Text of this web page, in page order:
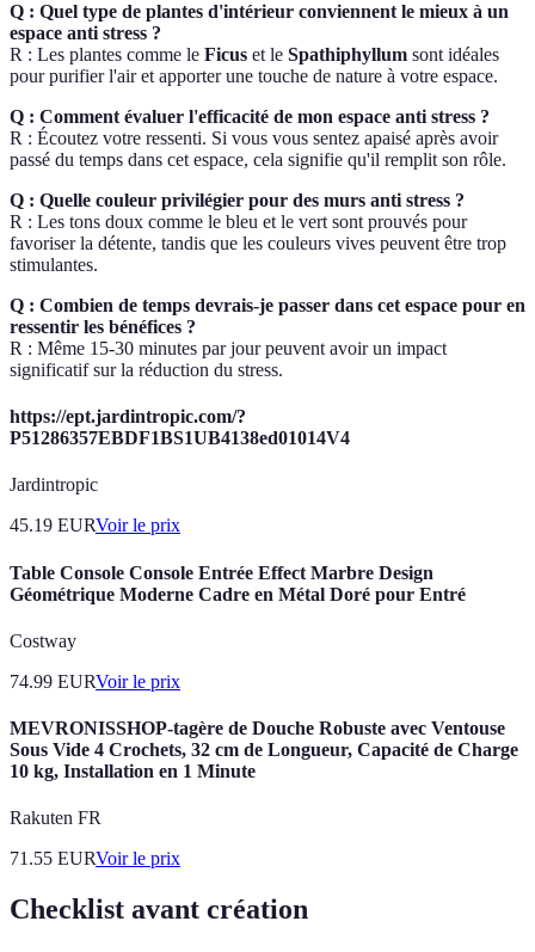
Q : Quel type de plantes d'intérieur conviennent le mieux à un
espace anti stress ?
R : Les plantes comme le Ficus et le Spathiphyllum sont idéales
pour purifier l'air et apporter une touche de nature à votre espace.
Q : Comment évaluer l'efficacité de mon espace anti stress ?
R : Écoutez votre ressenti. Si vous vous sentez apaisé après avoir
passé du temps dans cet espace, cela signifie qu'il remplit son rôle.
Q : Quelle couleur privilégier pour des murs anti stress ?
R : Les tons doux comme le bleu et le vert sont prouvés pour
favoriser la détente, tandis que les couleurs vives peuvent être trop
stimulantes.
Q : Combien de temps devrais-je passer dans cet espace pour en
ressentir les bénéfices ?
R : Même 15-30 minutes par jour peuvent avoir un impact
significatif sur la réduction du stress.
https://ept.jardintropic.com/?
P51286357EBDF1BS1UB4138ed01014V4
Jardintropic
45.19 EURVoir le prix
Table Console Console Entrée Effect Marbre Design
Géométrique Moderne Cadre en Métal Doré pour Entré
Costway
74.99 EURVoir le prix
MEVRONISSHOP-tagère de Douche Robuste avec Ventouse
Sous Vide 4 Crochets, 32 cm de Longueur, Capacité de Charge
10 kg, Installation en 1 Minute
Rakuten FR
71.55 EURVoir le prix
Checklist avant création